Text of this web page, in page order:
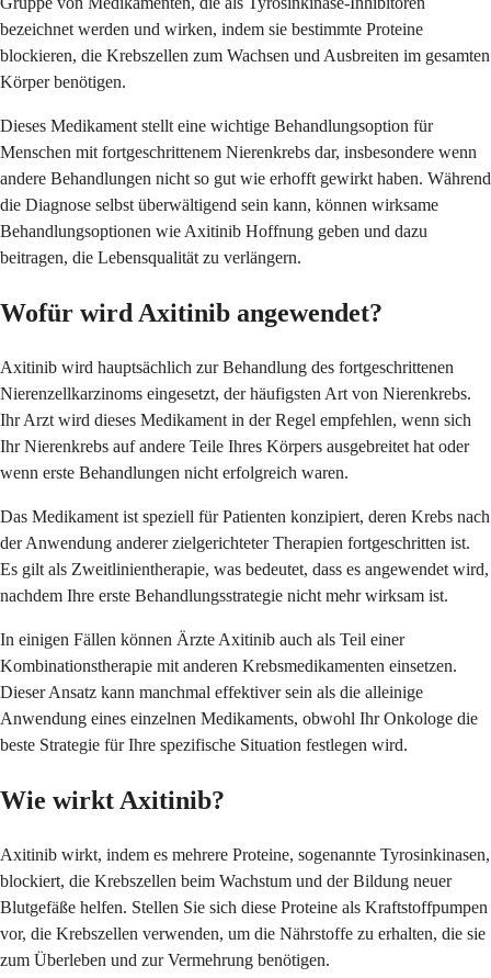
bezeichnet werden und wirken, indem sie bestimmte Proteine
blockieren, die Krebszellen zum Wachsen und Ausbreiten im gesamten
Körper benötigen.
Dieses Medikament stellt eine wichtige Behandlungsoption für
Menschen mit fortgeschrittenem Nierenkrebs dar, insbesondere wenn
andere Behandlungen nicht so gut wie erhofft gewirkt haben. Während
die Diagnose selbst überwältigend sein kann, können wirksame
Behandlungsoptionen wie Axitinib Hoffnung geben und dazu
beitragen, die Lebensqualität zu verlängern.
Wofür wird Axitinib angewendet?
Axitinib wird hauptsächlich zur Behandlung des fortgeschrittenen
Nierenzellkarzinoms eingesetzt, der häufigsten Art von Nierenkrebs.
Ihr Arzt wird dieses Medikament in der Regel empfehlen, wenn sich
Ihr Nierenkrebs auf andere Teile Ihres Körpers ausgebreitet hat oder
wenn erste Behandlungen nicht erfolgreich waren.
Das Medikament ist speziell für Patienten konzipiert, deren Krebs nach
der Anwendung anderer zielgerichteter Therapien fortgeschritten ist.
Es gilt als Zweitlinientherapie, was bedeutet, dass es angewendet wird,
nachdem Ihre erste Behandlungsstrategie nicht mehr wirksam ist.
In einigen Fällen können Ärzte Axitinib auch als Teil einer
Kombinationstherapie mit anderen Krebsmedikamenten einsetzen.
Dieser Ansatz kann manchmal effektiver sein als die alleinige
Anwendung eines einzelnen Medikaments, obwohl Ihr Onkologe die
beste Strategie für Ihre spezifische Situation festlegen wird.
Wie wirkt Axitinib?
Axitinib wirkt, indem es mehrere Proteine, sogenannte Tyrosinkinasen,
blockiert, die Krebszellen beim Wachstum und der Bildung neuer
Blutgefäße helfen. Stellen Sie sich diese Proteine als Kraftstoffpumpen
vor, die Krebszellen verwenden, um die Nährstoffe zu erhalten, die sie
zum Überleben und zur Vermehrung benötigen.